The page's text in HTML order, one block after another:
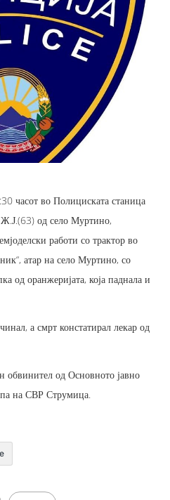
часот во Полициската станица
од село Муртино,
работи со трактор во
атар на село Муртино, со
од оранжеријата, која паднала и
а смрт констатирал лекар од
обвинител од Основното јавно
на СВР Струмица.